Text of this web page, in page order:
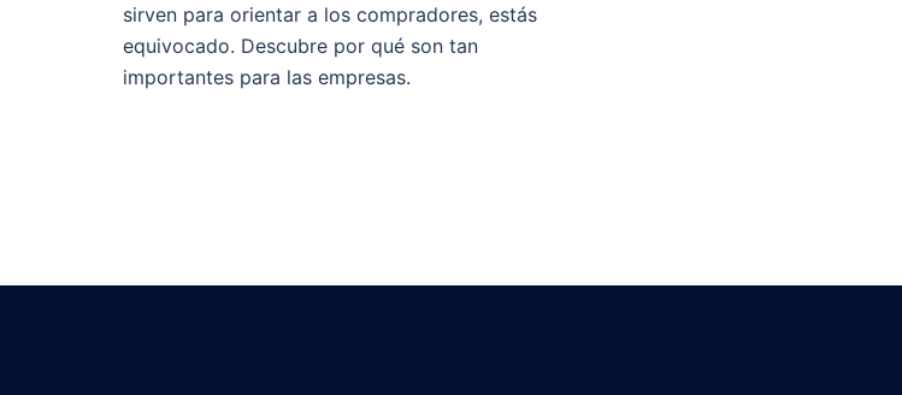
sirven para orientar a los compradores, estás
equivocado. Descubre por qué son tan
importantes para las empresas.